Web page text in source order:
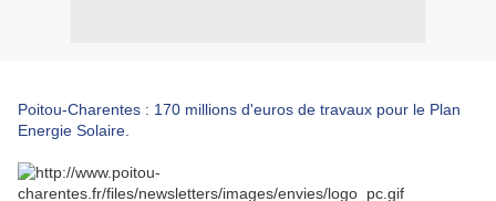
Poitou-Charentes : 170 millions d'euros de travaux pour le Plan
Energie Solaire.